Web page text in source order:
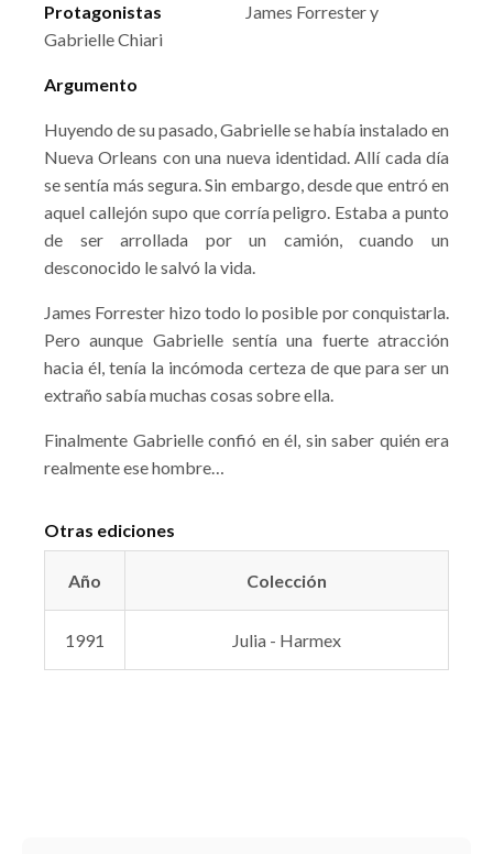
Protagonistas
James Forrester y
Gabrielle Chiari
Argumento
Huyendo de su pasado, Gabrielle se había instalado en
Nueva Orleans con una nueva identidad. Allí cada día
se sentía más segura. Sin embargo, desde que entró en
aquel callejón supo que corría peligro. Estaba a punto
de ser arrollada por un camión, cuando un
desconocido le salvó la vida.
James Forrester hizo todo lo posible por conquistarla.
Pero aunque Gabrielle sentía una fuerte atracción
hacia él, tenía la incómoda certeza de que para ser un
extraño sabía muchas cosas sobre ella.
Finalmente Gabrielle confió en él, sin saber quién era
realmente ese hombre…
Otras ediciones
Año Colección
1991 Julia - Harmex